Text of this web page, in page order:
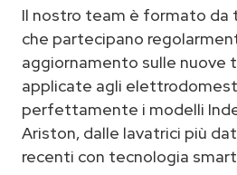
Il nostro team è formato da
che partecipano
aggiornamento sulle nuove
applicate agli
perfettamente i modelli
Ariston, dalle lavatrici più
recenti con tecnologia